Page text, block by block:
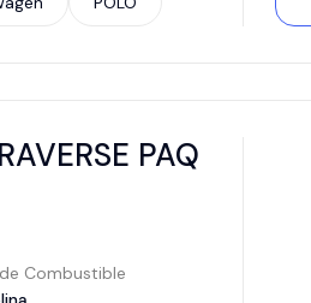
PAQ
Combustible